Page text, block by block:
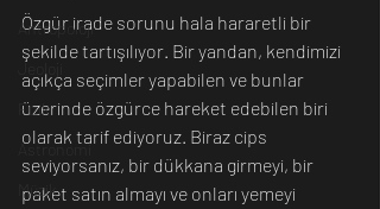
Antropoloji
Jeoloji
Fizik
Astronomi
Müzik
Özgür irade sorunu hala hararetli bir
şekilde tartışılıyor. Bir yandan, kendimizi
açıkça seçimler yapabilen ve bunlar
üzerinde özgürce hareket edebilen biri
olarak tarif ediyoruz. Biraz cips
seviyorsanız, bir dükkana girmeyi, bir
paket satın almayı ve onları yemeyi